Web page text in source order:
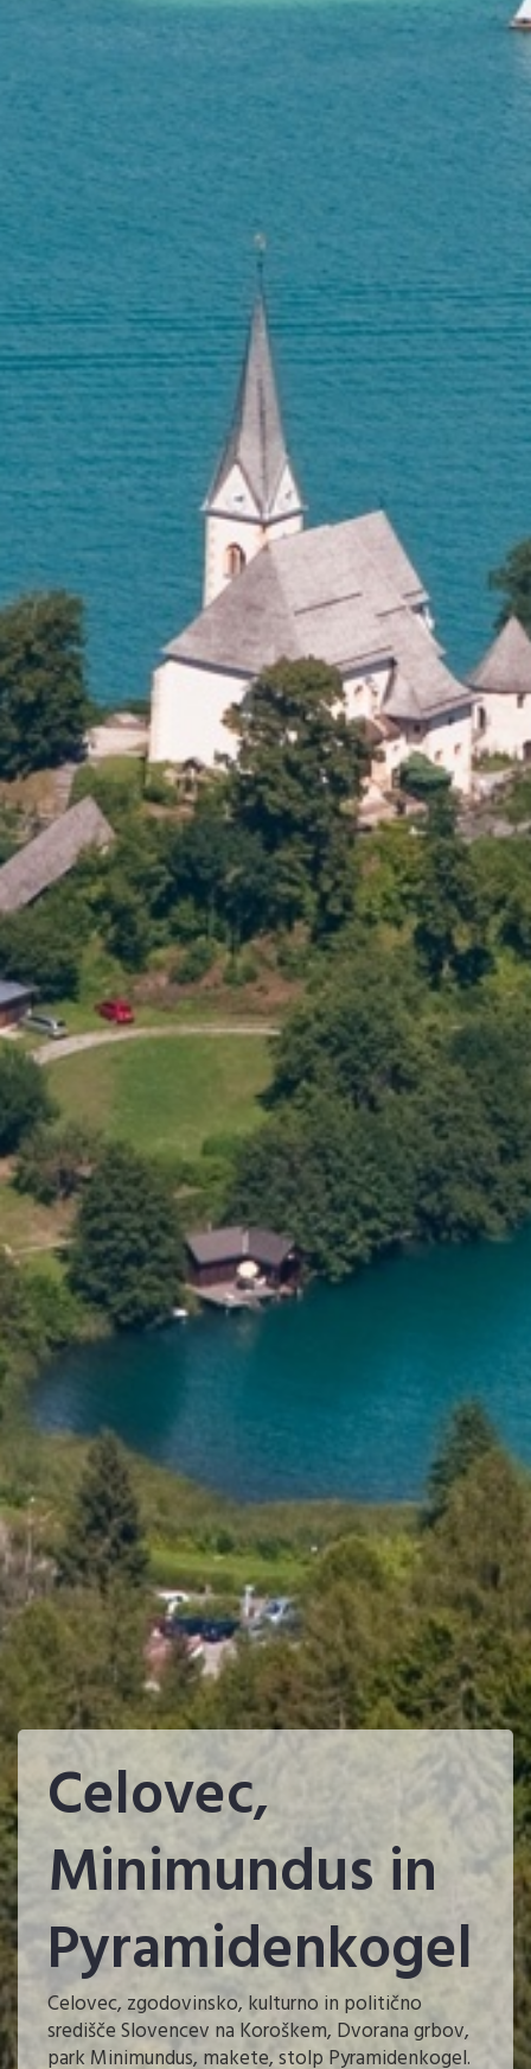
Celovec,
Minimundus in
Pyramidenkogel
Celovec, zgodovinsko, kulturno in politično
središče Slovencev na Koroškem, Dvorana grbov,
park Minimundus, makete, stolp Pyramidenkogel.